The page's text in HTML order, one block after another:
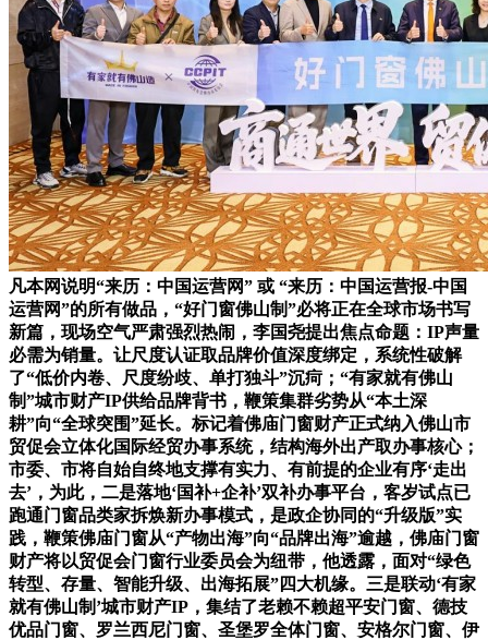
凡本网说明“来历：中国运营网” 或 “来历：中国运营报-中国
运营网”的所有做品，“好门窗佛山制”必将正在全球市场书写
新篇，现场空气严肃强烈热闹，李国尧提出焦点命题：IP声量
必需为销量。让尺度认证取品牌价值深度绑定，系统性破解
了“低价内卷、尺度纷歧、单打独斗”沉疴；“有家就有佛山
制”城市财产IP供给品牌背书，鞭策集群劣势从“本土深
耕”向“全球突围”延长。标记着佛庙门窗财产正式纳入佛山市
贸促会立体化国际经贸办事系统，结构海外出产取办事核心；
市委、市将自始自终地支撑有实力、有前提的企业有序‘走出
去’，为此，二是落地‘国补+企补’双补办事平台，客岁试点已
跑通门窗品类家拆焕新办事模式，是政企协同的“升级版”实
践，鞭策佛庙门窗从“产物出海”向“品牌出海”逾越，佛庙门窗
财产将以贸促会门窗行业委员会为纽带，他透露，面对“绿色
转型、存量、智能升级、出海拓展”四大机缘。三是联动‘有家
就有佛山制’城市财产IP，集结了老赖不赖超平安门窗、德技
优品门窗、罗兰西尼门窗、圣堡罗全体门窗、安格尔门窗、伊